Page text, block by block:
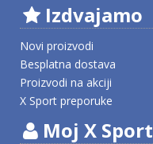
Izdvajamo
Novi proizvodi
Besplatna dostava
Proizvodi na akciji
X Sport preporuke
Moj X Sport